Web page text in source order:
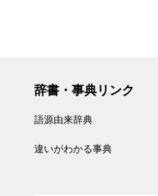
辞書・事典リンク
語源由来辞典
違いがわかる事典